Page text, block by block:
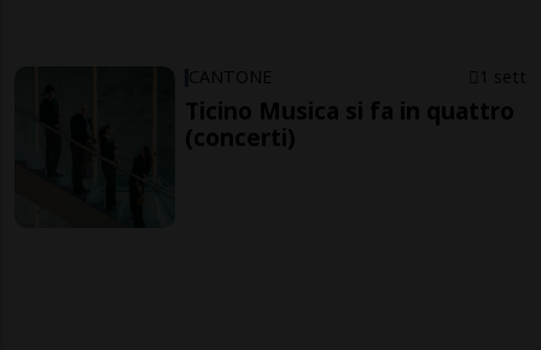
CANTONE 1 sett
Ticino Musica si fa in quattro
(concerti)